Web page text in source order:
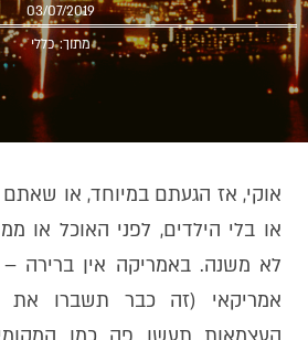
03/07/2019
מתוך:כללי
אוקי, אז הגעתם במיוחד, או
או בלי הילדים, לפני האוכל או
לא משנה. באמריקה אין ברירה
אמריקאי (זה כבר תשברו את